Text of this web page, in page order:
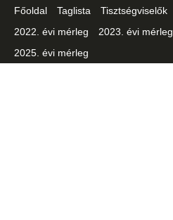
Főoldal Taglista Tisztségviselők
2022. évi mérleg
2023. évi mérleg
2025. évi mérleg